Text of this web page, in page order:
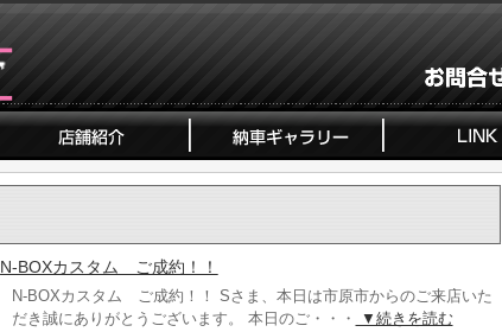
N-BOXカスタム ご成約！！
N-BOXカスタム ご成約！！ Sさま、本日は市原市からのご来店いた
だき誠にありがとうございます。 本日のご・・・
▼続きを読む